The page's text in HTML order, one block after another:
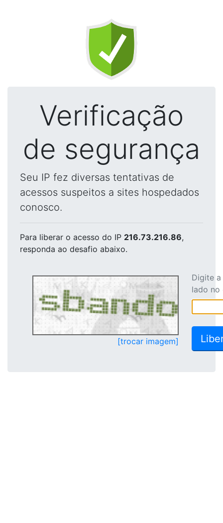
Verificação
de segurança
Seu IP fez diversas tentativas de
acessos suspeitos a sites hospedados
conosco.
Para liberar o acesso do IP 216.73.216.86,
responda ao desafio abaixo.
[trocar imagem]
Digite
lado no